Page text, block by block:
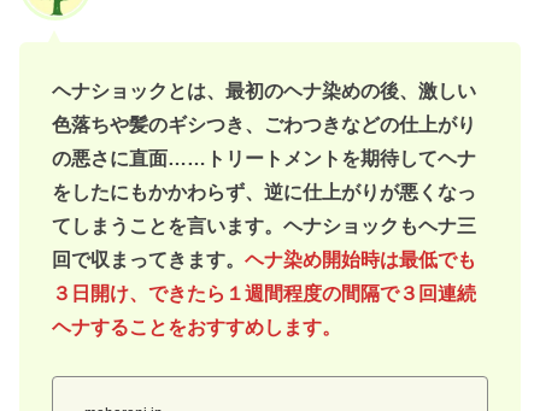
ヘナショックとは、最初のヘナ染めの後、激しい
色落ちや髪のギシつき、ごわつきなどの仕上がり
の悪さに直面……トリートメントを期待してヘナ
をしたにもかかわらず、逆に仕上がりが悪くなっ
てしまうことを言います。ヘナショックもヘナ三
回で収まってきます。ヘナ染め開始時は最低でも
３日開け、できたら１週間程度の間隔で３回連続
ヘナすることをおすすめします。